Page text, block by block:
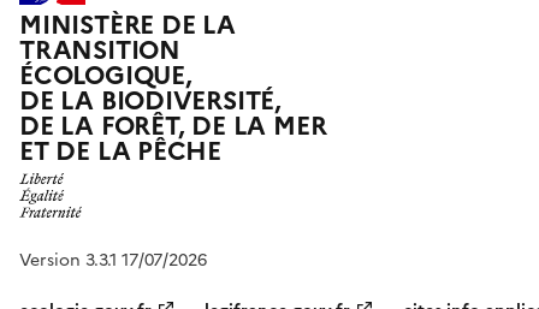
MINISTÈRE DE LA
TRANSITION
ÉCOLOGIQUE,
DE LA BIODIVERSITÉ,
DE LA FORÊT, DE LA MER
ET DE LA PÊCHE
Version 3.3.1 17/07/2026